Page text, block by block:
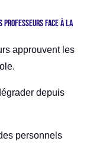
professeurs face à la
approuvent les
depuis
personnels